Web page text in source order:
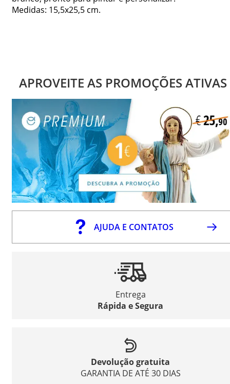
Medidas: 15,5x25,5 cm.
APROVEITE AS PROMOÇÕES ATIVAS
AJUDA E CONTATOS
Entrega
Rápida e Segura
Devolução gratuita
GARANTIA DE ATÉ 30 DIAS